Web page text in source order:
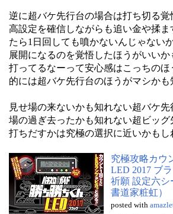
逆に超バケ先行台の場合は打ち切る覚
高設定を確信しながらも追い金や揉ま
たら1日回しても噴かないんじゃない
展開になるのを覚悟したほうがいい
打ってるなーって安心感はこっちの
的には超バケ先行台のほうがマシかも
見せ場の来ないかも知れない超バケ
場の過ぎ去ったかも知れない超ビッ
打ちだすかは究極の選択に近いかもし
究極攻略カウ
LED 2017 ブ
祈願 設定六
書道家粧虹）
posted with